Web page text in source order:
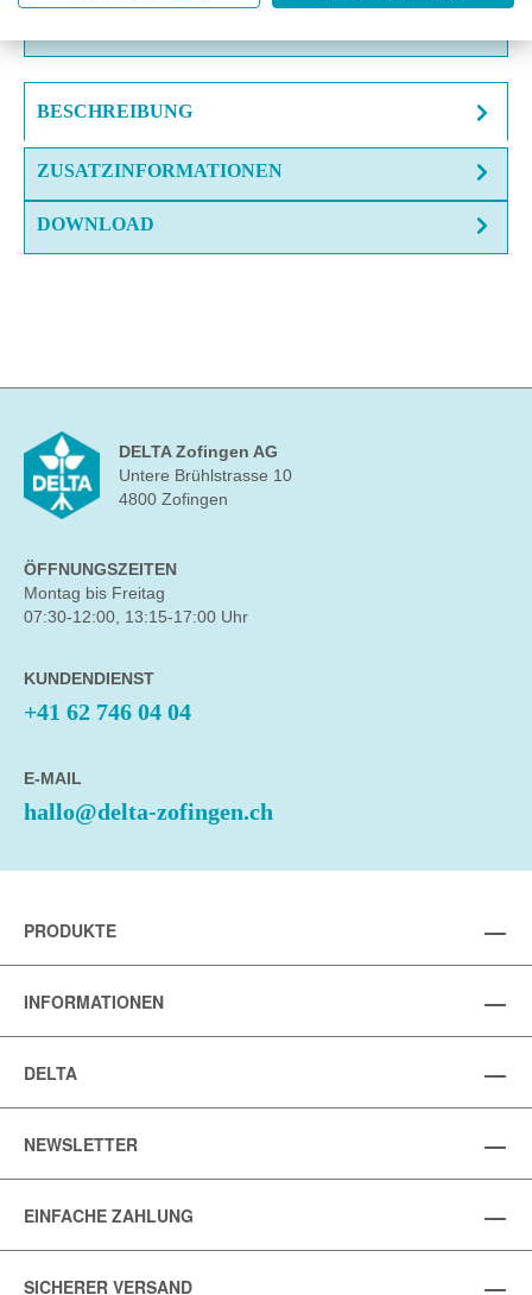
BESCHREIBUNG
ZUSATZINFORMATIONEN
DOWNLOAD
DELTA Zofingen AG
Untere Brühlstrasse 10
4800 Zofingen
ÖFFNUNGSZEITEN
Montag bis Freitag
07:30-12:00, 13:15-17:00 Uhr
KUNDENDIENST
+41 62 746 04 04
E-MAIL
hallo@delta-zofingen.ch
PRODUKTE
INFORMATIONEN
DELTA
NEWSLETTER
EINFACHE ZAHLUNG
SICHERER VERSAND